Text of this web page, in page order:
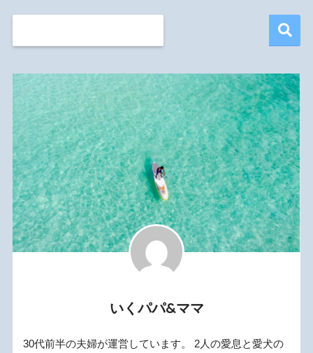
いくパパ&ママ
30代前半の夫婦が運営しています。 2人の愛息と愛犬の